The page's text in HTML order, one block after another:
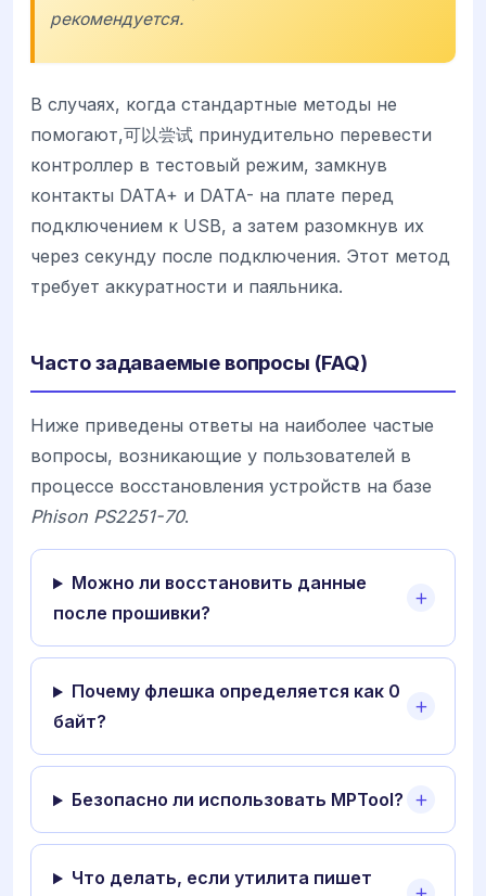
рекомендуется.
В случаях, когда стандартные методы не
помогают,可以尝试 принудительно перевести
контроллер в тестовый режим, замкнув
контакты DATA+ и DATA- на плате перед
подключением к USB, а затем разомкнув их
через секунду после подключения. Этот метод
требует аккуратности и паяльника.
Часто задаваемые вопросы (FAQ)
Ниже приведены ответы на наиболее частые
вопросы, возникающие у пользователей в
процессе восстановления устройств на базе
Phison PS2251-70.
Можно ли восстановить данные
после прошивки?
Почему флешка определяется как 0
байт?
Безопасно ли использовать MPTool?
Что делать, если утилита пишет